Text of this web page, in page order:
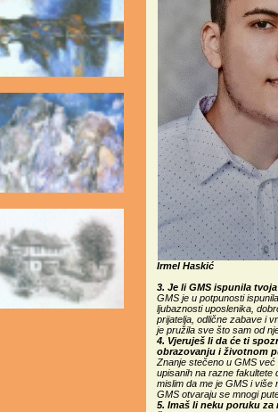
Irmel Haskić
3. Je li GMS ispunila
GMS je u potpunosti
ljubaznosti uposlenika,
prijatelja, odlične zabave i
je pružila sve što sam od
4. Vjeruješ li da će ti
obrazovanju i životnom
Znanje stečeno u GMS
upisanih na razne fakultete
mislim da me je GMS i više
GMS otvaraju se mnogi
5. Imaš li neku poruku za